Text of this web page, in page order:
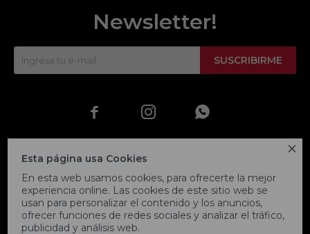

Esta página usa Cookies
En esta web usamos cookies, para ofrecerte la mejor
experiencia online. Las cookies de este sitio web se
usan para personalizar el contenido y los anuncios,
ofrecer funciones de redes sociales y analizar el tráfico,
publicidad y análisis web.
Newsletter!
SUSCRIBIRME
  